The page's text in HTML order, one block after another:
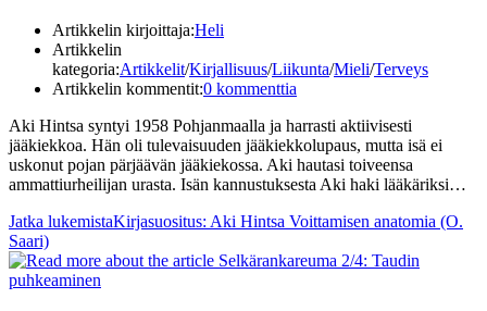
Artikkelin kirjoittaja:Heli
Artikkelin
kategoria:Artikkelit/Kirjallisuus/Liikunta/Mieli/Terveys
Artikkelin kommentit:0 kommenttia
Aki Hintsa syntyi 1958 Pohjanmaalla ja harrasti aktiivisesti
jääkiekkoa. Hän oli tulevaisuuden jääkiekkolupaus, mutta isä ei
uskonut pojan pärjäävän jääkiekossa. Aki hautasi toiveensa
ammattiurheilijan urasta. Isän kannustuksesta Aki haki lääkäriksi…
Jatka lukemistaKirjasuositus: Aki Hintsa Voittamisen anatomia (O.
Saari)